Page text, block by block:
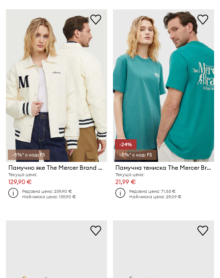
-5%* с код: FS
Памучно яке The Mercer Brand The Varsity Polo
Текуща цена:
129,90 €
Редовна цена:239,90 €
Най-ниска цена:139,90 €
-24%
-5%* с код: FS
Памучна тениска The Mercer Brand The Heavy Tee
Текуща цена:
21,99 €
Редовна цена:71,53 €
Най-ниска цена:29,09 €